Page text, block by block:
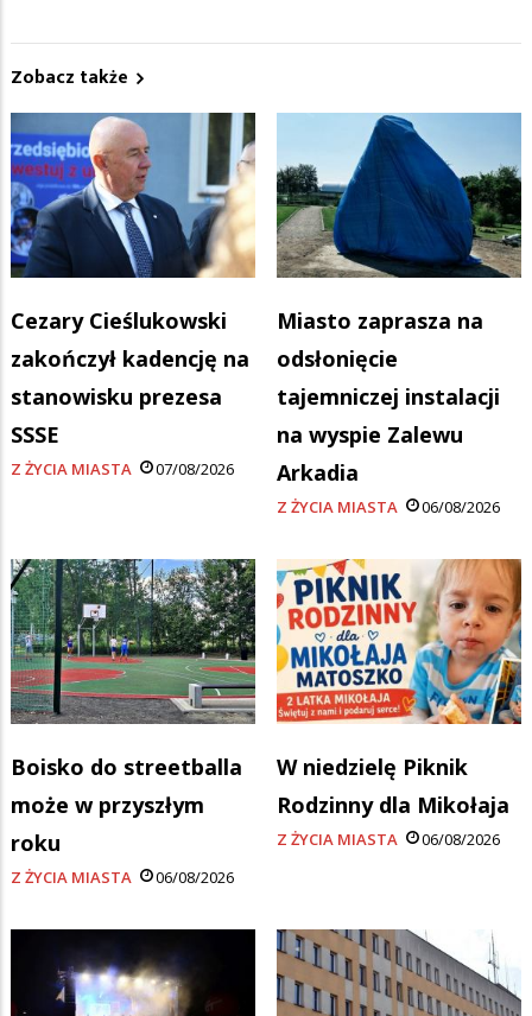
Zobacz także
Cezary Cieślukowski
zakończył kadencję na
stanowisku prezesa
SSSE
Z ŻYCIA MIASTA 07/08/2026
Miasto zaprasza na
odsłonięcie
tajemniczej instalacji
na wyspie Zalewu
Arkadia
Z ŻYCIA MIASTA 06/08/2026
Boisko do streetballa
może w przyszłym
roku
Z ŻYCIA MIASTA 06/08/2026
W niedzielę Piknik
Rodzinny dla Mikołaja
Z ŻYCIA MIASTA 06/08/2026